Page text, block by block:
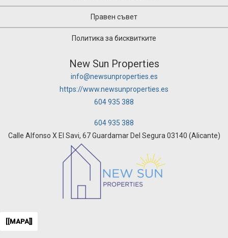
Правен съвет
Политика за бисквитките
New Sun Properties
info@newsunproperties.es
https://www.newsunproperties.es
604 935 388
604 935 388
Calle Alfonso X El Savi, 67 Guardamar Del Segura 03140 (Alicante)
[[MAPA]]